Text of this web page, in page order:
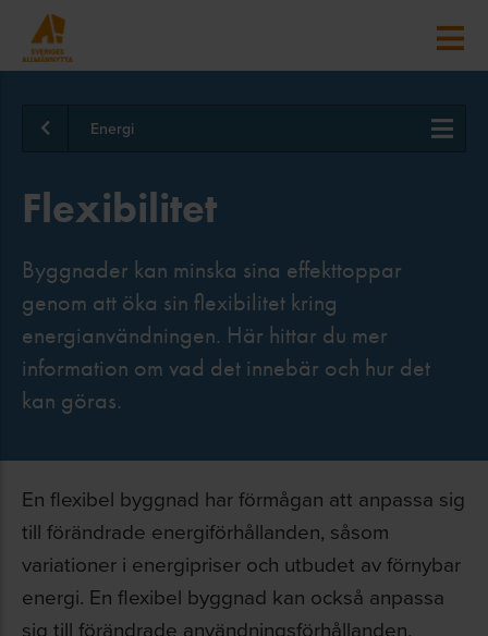
Energi
Flexibilitet
Byggnader kan minska sina effekttoppar
genom att öka sin flexibilitet kring
energianvändningen. Här hittar du mer
information om vad det innebär och hur det
kan göras.
En flexibel byggnad har förmågan att anpassa sig
till förändrade energiförhållanden, såsom
variationer i energipriser och utbudet av förnybar
energi. En flexibel byggnad kan också anpassa
sig till förändrade användningsförhållanden,